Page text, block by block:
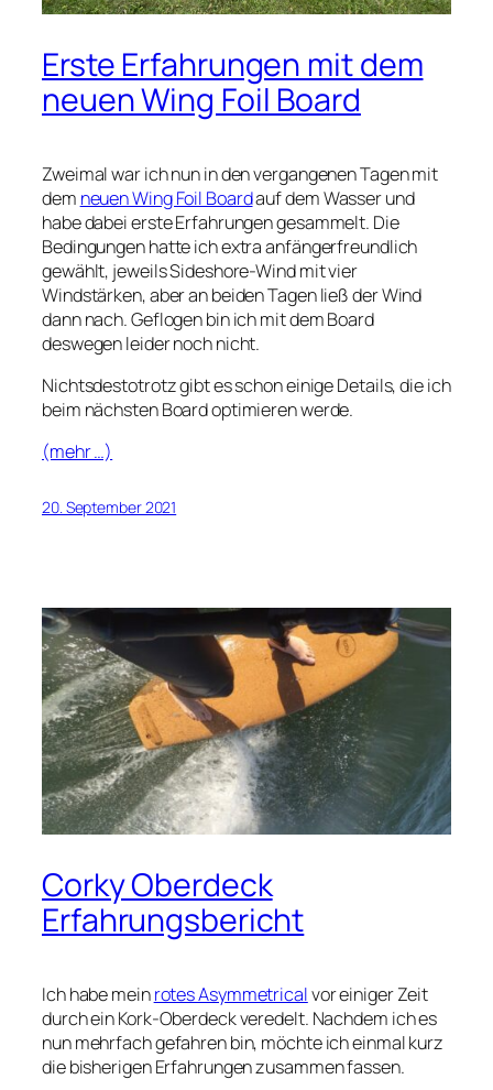
Erste Erfahrungen mit dem
neuen Wing Foil Board
Zweimal war ich nun in den vergangenen Tagen mit
dem neuen Wing Foil Boardauf dem Wasser und
habe dabei erste Erfahrungen gesammelt. Die
Bedingungen hatte ich extra anfängerfreundlich
gewählt, jeweils Sideshore-Wind mit vier
Windstärken, aber an beiden Tagen ließ der Wind
dann nach. Geflogen bin ich mit dem Board
deswegen leider noch nicht.
Nichtsdestotrotz gibt es schon einige Details, die ich
beim nächsten Board optimieren werde.
(mehr …)
20. September 2021
Corky Oberdeck
Erfahrungsbericht
Ich habe meinrotes Asymmetricalvor einiger Zeit
durch ein Kork-Oberdeck veredelt. Nachdem ich es
nun mehrfach gefahren bin, möchte ich einmal kurz
die bisherigen Erfahrungen zusammen fassen.